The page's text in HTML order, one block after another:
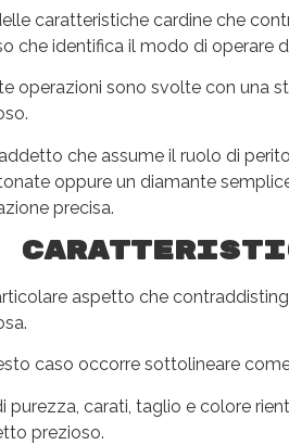
caratteristiche cardine che
che identifica il modo di operare
operazioni sono svolte con una
che assume il ruolo di
oppure un diamante
precisa.
aspetto che
caso occorre sottolineare
purezza, carati, taglio e colore
prezioso.